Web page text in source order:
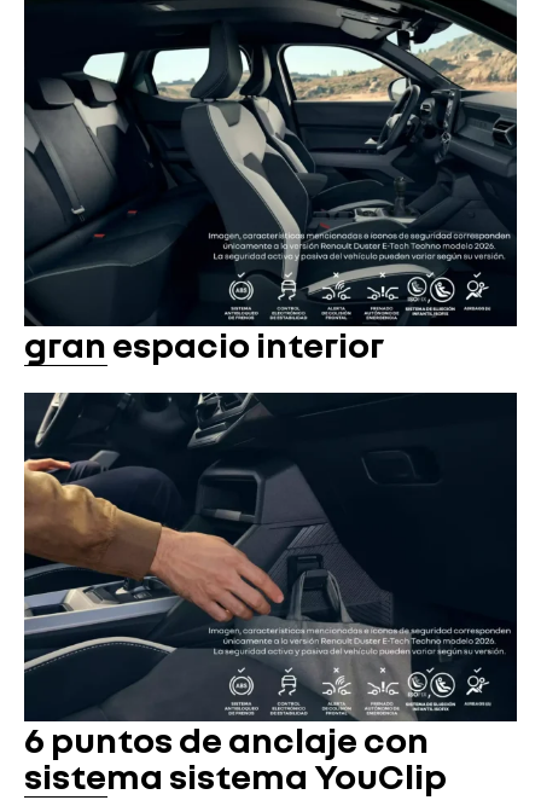
gran espacio interior
6 puntos de anclaje con
sistema sistema YouClip